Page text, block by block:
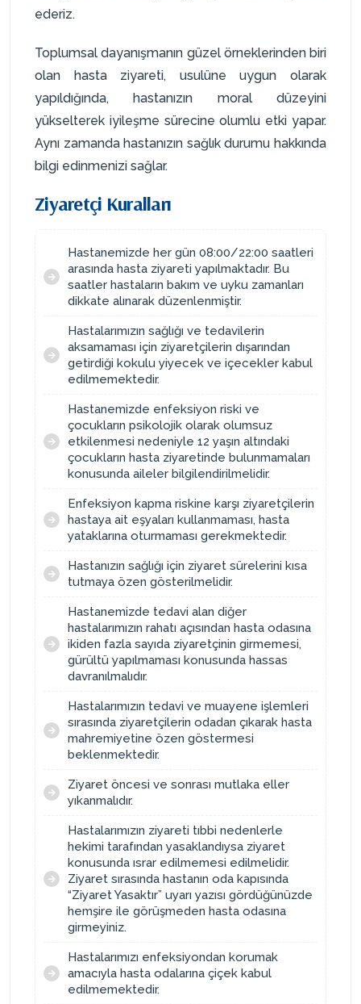
ederiz.
Toplumsal dayanışmanın güzel örneklerinden biri
olan hasta ziyareti, usulüne uygun olarak
yapıldığında, hastanızın moral düzeyini
yükselterek iyileşme sürecine olumlu etki yapar.
Aynı zamanda hastanızın sağlık durumu hakkında
bilgi edinmenizi sağlar.
Ziyaretçi Kuralları
Hastanemizde her gün 08:00/22:00 saatleri
arasında hasta ziyareti yapılmaktadır. Bu
saatler hastaların bakım ve uyku zamanları
dikkate alınarak düzenlenmiştir.
Hastalarımızın sağlığı ve tedavilerin
aksamaması için ziyaretçilerin dışarından
getirdiği kokulu yiyecek ve içecekler kabul
edilmemektedir.
Hastanemizde enfeksiyon riski ve
çocukların psikolojik olarak olumsuz
etkilenmesi nedeniyle 12 yaşın altındaki
çocukların hasta ziyaretinde bulunmamaları
konusunda aileler bilgilendirilmelidir.
Enfeksiyon kapma riskine karşı ziyaretçilerin
hastaya ait eşyaları kullanmaması, hasta
yataklarına oturmaması gerekmektedir.
Hastanızın sağlığı için ziyaret sürelerini kısa
tutmaya özen gösterilmelidir.
Hastanemizde tedavi alan diğer
hastalarımızın rahatı açısından hasta odasına
ikiden fazla sayıda ziyaretçinin girmemesi,
gürültü yapılmaması konusunda hassas
davranılmalıdır.
Hastalarımızın tedavi ve muayene işlemleri
sırasında ziyaretçilerin odadan çıkarak hasta
mahremiyetine özen göstermesi
beklenmektedir.
Ziyaret öncesi ve sonrası mutlaka eller
yıkanmalıdır.
Hastalarımızın ziyareti tıbbi nedenlerle
hekimi tarafından yasaklandıysa ziyaret
konusunda ısrar edilmemesi edilmelidir.
Ziyaret sırasında hastanın oda kapısında
“Ziyaret Yasaktır” uyarı yazısı gördüğünüzde
hemşire ile görüşmeden hasta odasına
girmeyiniz.
Hastalarımızı enfeksiyondan korumak
amacıyla hasta odalarına çiçek kabul
edilmemektedir.